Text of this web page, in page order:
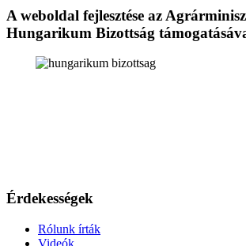
A weboldal fejlesztése az
Hungarikum Bizottság
Érdekességek
Rólunk írták
Videók